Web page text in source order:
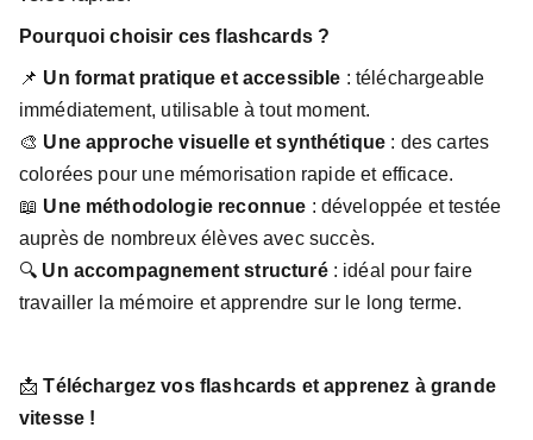
Pourquoi choisir ces flashcards ?
📌 Un format pratique et accessible : téléchargeable
immédiatement, utilisable à tout moment.
🎨 Une approche visuelle et synthétique : des cartes
colorées pour une mémorisation rapide et efficace.
📖 Une méthodologie reconnue : développée et testée
auprès de nombreux élèves avec succès.
🔍 Un accompagnement structuré: idéal pour faire
travailler la mémoire et apprendre sur le long terme.
📩 Téléchargez vos flashcards et apprenez à grande
vitesse !